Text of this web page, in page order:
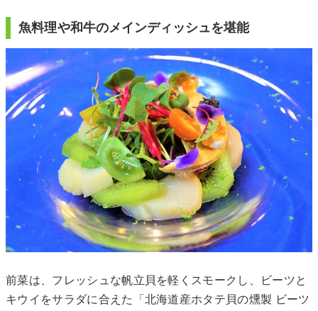
魚料理や和牛のメインディッシュを堪能
前菜は、フレッシュな帆立貝を軽くスモークし、ビーツと
キウイをサラダに合えた「北海道産ホタテ貝の燻製 ビーツ